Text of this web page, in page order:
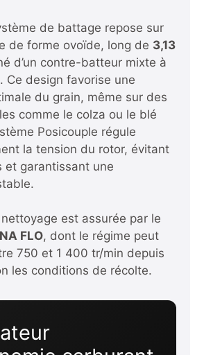
de battage repose sur
de forme ovoïde, long de 3,13
d’un contre-batteur mixte à
Ce design favorise une
du grain, même sur des
comme le colza ou le blé
Posicouple régule
la tension du rotor, évitant
et garantissant une
nettoyage est assurée par le
FLO, dont le régime peut
750 et 1 400 tr/min depuis
les conditions de récolte.